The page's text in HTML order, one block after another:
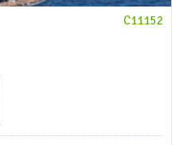
C11152